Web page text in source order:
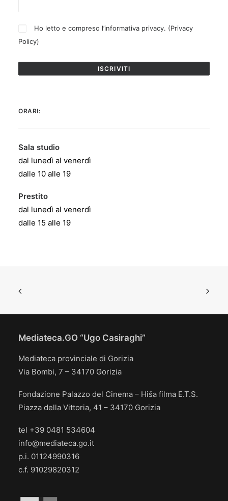
Ho letto e compreso l’informativa privacy. (Privacy
Policy)
ORARI:
Sala studio
dal lunedì al venerdì
dalle 10 alle 19
Prestito
dal lunedì al venerdì
dalle 15 alle 19
Mediateca.GO “Ugo Casiraghi”
Mediateca provinciale di Gorizia
Via Bombi, 7 – 34170 Gorizia
Fondazione Palazzo del Cinema – Hiša filma E.T.S.
Piazza della Vittoria, 41 – 34170 Gorizia
tel +39 0481 534604
info@mediateca.go.it
p.i. 01124990316
c.f. 91029820312